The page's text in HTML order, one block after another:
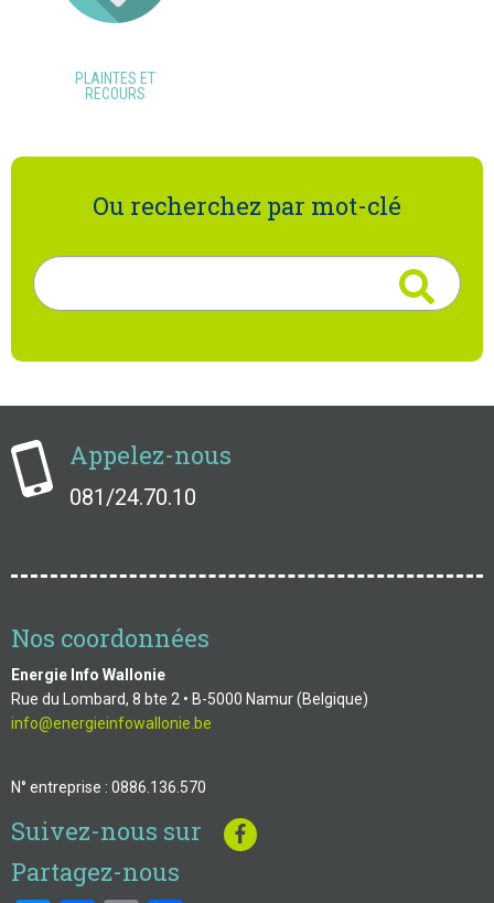
PLAINTES ET
RECOURS
Ou recherchez par mot-clé
Rechercher
Appelez-nous
081/24.70.10
Nos coordonnées
Energie Info Wallonie
Rue du Lombard, 8 bte 2 • B-5000 Namur (Belgique)
info@energieinfowallonie.be
N° entreprise : 0886.136.570
Suivez-nous sur
Partagez-nous